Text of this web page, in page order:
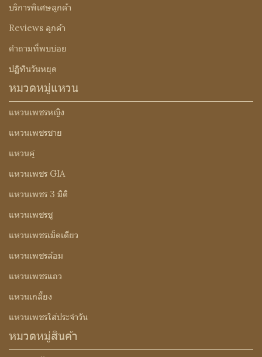
บริการพิเศษลูกค้า
Reviews ลูกค้า
คำถามที่พบบ่อย
ปฏิทินวันหยุด
หมวดหมู่แหวน
แหวนเพชรหญิง
แหวนเพชรชาย
แหวนคู่
แหวนเพชร GIA
แหวนเพชร 3 มิติ
แหวนเพชรชู
แหวนเพชรเม็ดเดียว
แหวนเพชรล้อม
แหวนเพชรแถว
แหวนเกลี้ยง
แหวนเพชรใส่ประจำวัน
หมวดหมู่สินค้า